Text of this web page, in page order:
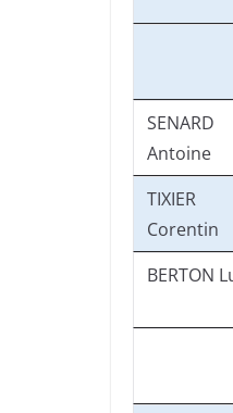
SENARD
Antoine
TIXIER
Corentin
BERTON